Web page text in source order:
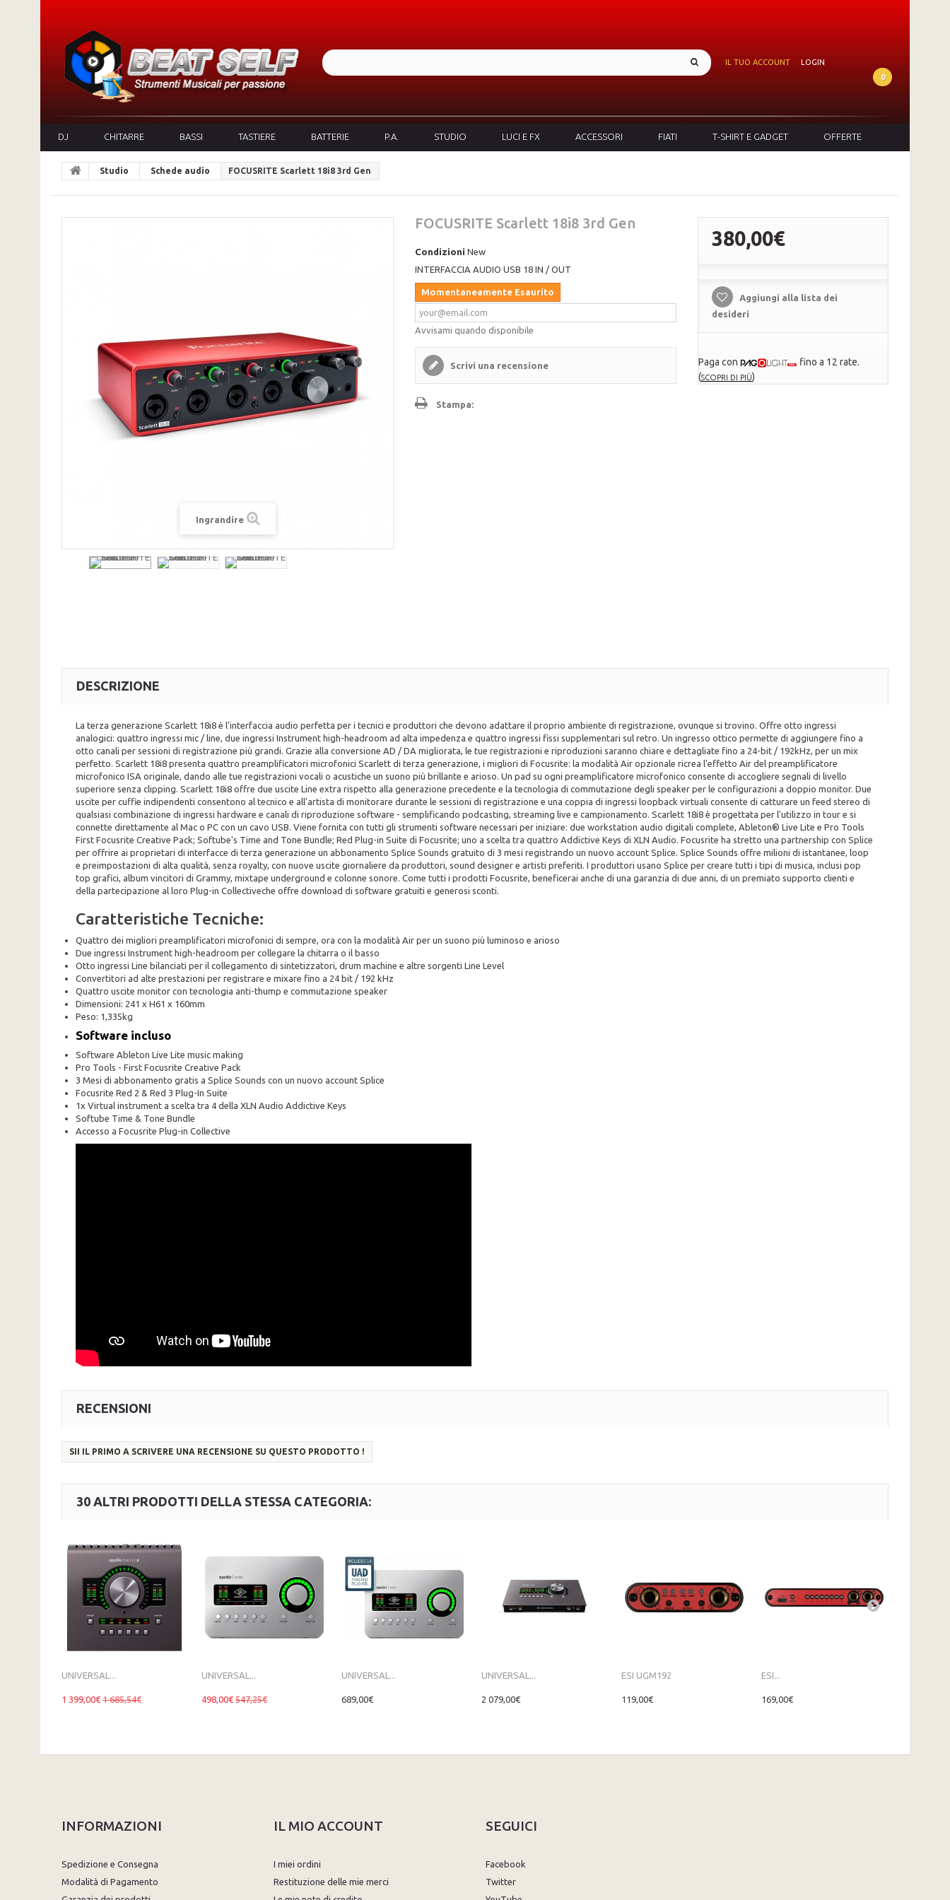
IL TUO ACCOUNT
LOGIN
0
DJ CHITARRE BASSI TASTIERE BATTERIE P.A. STUDIO LUCI E FX ACCESSORI FIATI T-SHIRT E GADGET OFFERTE
Studio Schede audio FOCUSRITE Scarlett 18i8 3rd Gen
Ingrandire
FOCUSRITE Scarlett 18i8 3rd Gen
Condizioni New
INTERFACCIA AUDIO USB 18 IN / OUT
Momentaneamente Esaurito
Avvisami quando disponibile
Scrivi una recensione
Stampa:
380,00€
Aggiungi alla lista dei
desideri
Paga con
fino a 12 rate.
(SCOPRI DI PIÙ)
DESCRIZIONE
La terza generazione Scarlett 18i8 è l'interfaccia audio perfetta per i tecnici e produttori che devono adattare il proprio ambiente di registrazione, ovunque si trovino. Offre otto ingressi
analogici: quattro ingressi mic / line, due ingressi Instrument high-headroom ad alta impedenza e quattro ingressi fissi supplementari sul retro. Un ingresso ottico permette di aggiungere fino a
otto canali per sessioni di registrazione più grandi. Grazie alla conversione AD / DA migliorata, le tue registrazioni e riproduzioni saranno chiare e dettagliate fino a 24-bit / 192kHz, per un mix
perfetto. Scarlett 18i8 presenta quattro preamplificatori microfonici Scarlett di terza generazione, i migliori di Focusrite: la modalità Air opzionale ricrea l'effetto Air del preamplificatore
microfonico ISA originale, dando alle tue registrazioni vocali o acustiche un suono più brillante e arioso. Un pad su ogni preamplificatore microfonico consente di accogliere segnali di livello
superiore senza clipping. Scarlett 18i8 offre due uscite Line extra rispetto alla generazione precedente e la tecnologia di commutazione degli speaker per le configurazioni a doppio monitor. Due
uscite per cuffie indipendenti consentono al tecnico e all'artista di monitorare durante le sessioni di registrazione e una coppia di ingressi loopback virtuali consente di catturare un feed stereo di
qualsiasi combinazione di ingressi hardware e canali di riproduzione software - semplificando podcasting, streaming live e campionamento. Scarlett 18i8 è progettata per l'utilizzo in tour e si
connette direttamente al Mac o PC con un cavo USB. Viene fornita con tutti gli strumenti software necessari per iniziare: due workstation audio digitali complete, Ableton® Live Lite e Pro Tools
First Focusrite Creative Pack; Softube's Time and Tone Bundle; Red Plug-in Suite di Focusrite; uno a scelta tra quattro Addictive Keys di XLN Audio. Focusrite ha stretto una partnership con Splice
per offrire ai proprietari di interfacce di terza generazione un abbonamento Splice Sounds gratuito di 3 mesi registrando un nuovo account Splice. Splice Sounds offre milioni di istantanee, loop
e preimpostazioni di alta qualità, senza royalty, con nuove uscite giornaliere da produttori, sound designer e artisti preferiti. I produttori usano Splice per creare tutti i tipi di musica, inclusi pop
top grafici, album vincitori di Grammy, mixtape underground e colonne sonore. Come tutti i prodotti Focusrite, beneficerai anche di una garanzia di due anni, di un premiato supporto clienti e
della partecipazione al loro Plug-in Collectiveche offre download di software gratuiti e generosi sconti.
Caratteristiche Tecniche:
Quattro dei migliori preamplificatori microfonici di sempre, ora con la modalità Air per un suono più luminoso e arioso
Due ingressi Instrument high-headroom per collegare la chitarra o il basso
Otto ingressi Line bilanciati per il collegamento di sintetizzatori, drum machine e altre sorgenti Line Level
Convertitori ad alte prestazioni per registrare e mixare fino a 24 bit / 192 kHz
Quattro uscite monitor con tecnologia anti-thump e commutazione speaker
Dimensioni: 241 x H61 x 160mm
Peso: 1,335kg
Software incluso
Software Ableton Live Lite music making
Pro Tools - First Focusrite Creative Pack
3 Mesi di abbonamento gratis a Splice Sounds con un nuovo account Splice
Focusrite Red 2 & Red 3 Plug-In Suite
1x Virtual instrument a scelta tra 4 della XLN Audio Addictive Keys
Softube Time & Tone Bundle
Accesso a Focusrite Plug-in Collective
RECENSIONI
SII IL PRIMO A SCRIVERE UNA RECENSIONE SU QUESTO PRODOTTO !
30 ALTRI PRODOTTI DELLA STESSA CATEGORIA:
UNIVERSAL...
1 399,00€ 1 685,54€
UNIVERSAL...
498,00€ 547,25€
UNIVERSAL...
689,00€
UNIVERSAL...
2 079,00€
ESI UGM192
119,00€
ESI...
169,00€
INFORMAZIONI
Spedizione e Consegna
Modalità di Pagamento
IL MIO ACCOUNT
I miei ordini
Restituzione delle mie merci
SEGUICI
Facebook
Twitter